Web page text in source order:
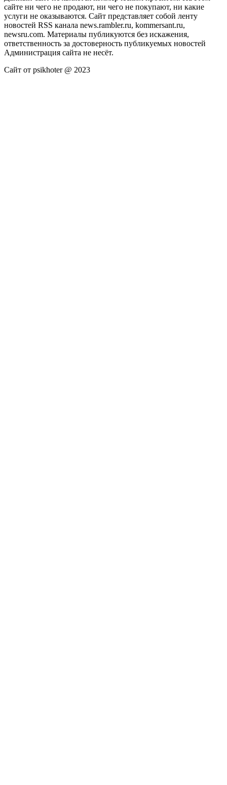
сайте ни чего не продают, ни чего не покупают, ни какие
услуги не оказываются. Сайт представляет собой ленту
новостей RSS канала news.rambler.ru, kommersant.ru,
newsru.com. Материалы публикуются без искажения,
ответственность за достоверность публикуемых новостей
Администрация сайта не несёт.
Сайт от psikhoter @ 2023